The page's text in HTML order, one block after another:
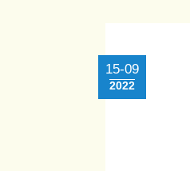
15-09
2022